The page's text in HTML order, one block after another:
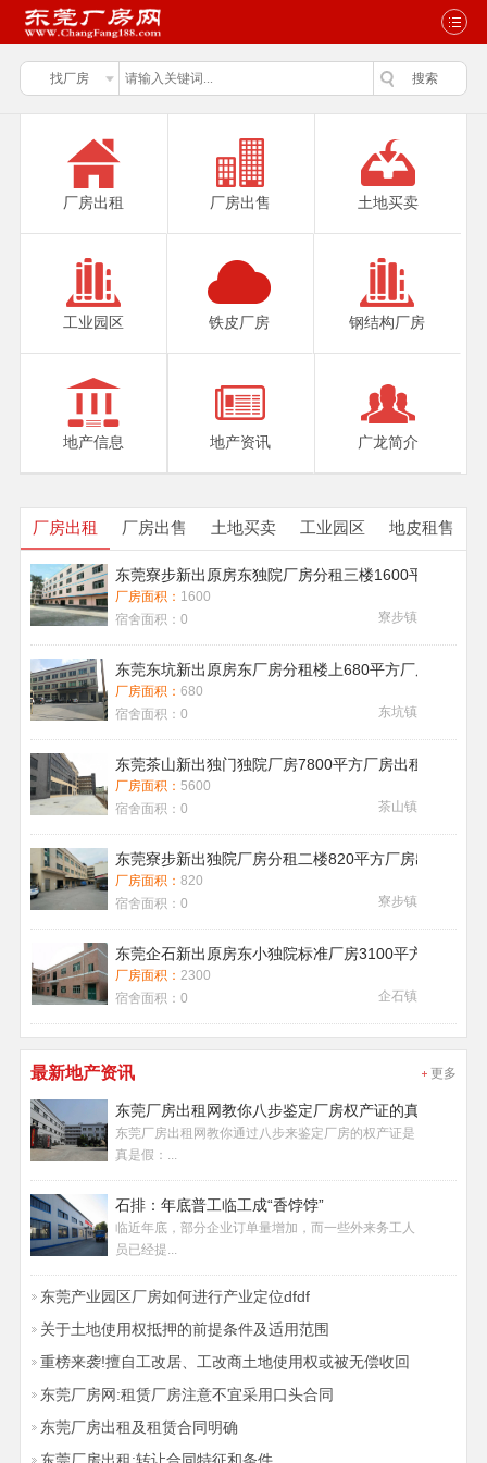
厂房出租 厂房出售 土地买卖
工业园区 铁皮厂房 钢结构厂房
地产信息 地产资讯 广龙简介
厂房出租 厂房出售 土地买卖 工业园区 地皮租售
东莞寮步新出原房东独院厂房分租三楼1600平方带地
厂房面积： 1600
宿舍面积： 0 寮步镇
东莞东坑新出原房东厂房分租楼上680平方厂房出租现
厂房面积： 680
宿舍面积： 0 东坑镇
东莞茶山新出独门独院厂房7800平方厂房出租带喷淋
厂房面积： 5600
宿舍面积： 0 茶山镇
东莞寮步新出独院厂房分租二楼820平方厂房出租
厂房面积： 820
宿舍面积： 0 寮步镇
东莞企石新出原房东小独院标准厂房3100平方厂房出租
厂房面积： 2300
宿舍面积： 0 企石镇
最新地产资讯 更多
东莞厂房出租网教你八步鉴定厂房权产证的真假
东莞厂房出租网教你通过八步来鉴定厂房的权产证是
真是假：...
石排：年底普工临工成“香饽饽”
临近年底，部分企业订单量增加，而一些外来务工人
员已经提...
东莞产业园区厂房如何进行产业定位dfdf
关于土地使用权抵押的前提条件及适用范围
重榜来袭!擅自工改居、工改商土地使用权或被无偿收回
东莞厂房网:租赁厂房注意不宜采用口头合同
东莞厂房出租及租赁合同明确